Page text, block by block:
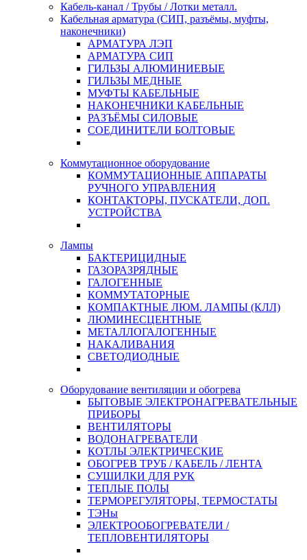
Кабель-канал / Трубы / Лотки металл.
Кабельная арматура (СИП, разъёмы, муфты,
наконечники)
АРМАТУРА ЛЭП
АРМАТУРА СИП
ГИЛЬЗЫ АЛЮМИНИЕВЫЕ
ГИЛЬЗЫ МЕДНЫЕ
МУФТЫ КАБЕЛЬНЫЕ
НАКОНЕЧНИКИ КАБЕЛЬНЫЕ
РАЗЪЁМЫ СИЛОВЫЕ
СОЕДИНИТЕЛИ БОЛТОВЫЕ
Коммутационное оборудование
КОММУТАЦИОННЫЕ АППАРАТЫ
РУЧНОГО УПРАВЛЕНИЯ
КОНТАКТОРЫ, ПУСКАТЕЛИ, ДОП.
УСТРОЙСТВА
Лампы
БАКТЕРИЦИДНЫЕ
ГАЗОРАЗРЯДНЫЕ
ГАЛОГЕННЫЕ
КОММУТАТОРНЫЕ
КОМПАКТНЫЕ ЛЮМ. ЛАМПЫ (КЛЛ)
ЛЮМИНЕСЦЕНТНЫЕ
МЕТАЛЛОГАЛОГЕННЫЕ
НАКАЛИВАНИЯ
СВЕТОДИОДНЫЕ
Оборудование вентиляции и обогрева
БЫТОВЫЕ ЭЛЕКТРОНАГРЕВАТЕЛЬНЫЕ
ПРИБОРЫ
ВЕНТИЛЯТОРЫ
ВОДОНАГРЕВАТЕЛИ
КОТЛЫ ЭЛЕКТРИЧЕСКИЕ
ОБОГРЕВ ТРУБ / КАБЕЛЬ / ЛЕНТА
СУШИЛКИ ДЛЯ РУК
ТЕПЛЫЕ ПОЛЫ
ТЕРМОРЕГУЛЯТОРЫ, ТЕРМОСТАТЫ
ТЭНы
ЭЛЕКТРООБОГРЕВАТЕЛИ /
ТЕПЛОВЕНТИЛЯТОРЫ